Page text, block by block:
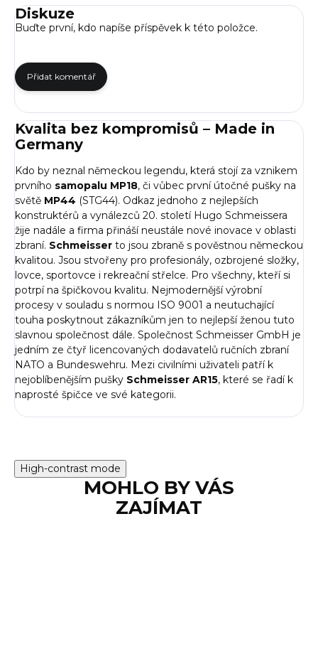
Diskuze
Buďte první, kdo napíše příspěvek k této položce.
Přidat komentář
Kvalita bez kompromisů – Made in
Germany
Kdo by neznal německou legendu, která stojí za vznikem
prvního samopalu MP18, či vůbec první útočné pušky na
světě MP44 (STG44). Odkaz jednoho z nejlepších
konstruktérů a vynálezců 20. století Hugo Schmeissera
žije nadále a firma přináší neustále nové inovace v oblasti
zbraní. Schmeisser to jsou zbraně s pověstnou německou
kvalitou. Jsou stvořeny pro profesionály, ozbrojené složky,
lovce, sportovce i rekreační střelce. Pro všechny, kteří si
potrpí na špičkovou kvalitu. Nejmodernější výrobní
procesy v souladu s normou ISO 9001 a neutuchající
touha poskytnout zákazníkům jen to nejlepší ženou tuto
slavnou společnost dále. Společnost Schmeisser GmbH je
jedním ze čtyř licencovaných dodavatelů ručních zbraní
NATO a Bundeswehru. Mezi civilními uživateli patří k
nejoblíbenějším pušky Schmeisser AR15, které se řadí k
naprosté špičce ve své kategorii.
High-contrast mode
MOHLO BY VÁS
ZAJÍMAT